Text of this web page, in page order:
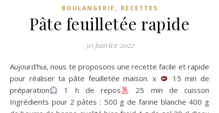
BOULANGERIE , RECETTES
Pâte feuilletée rapide
30 janvier 2022
Aujourd’hui, nous te proposons une recette facile et rapide
pour réaliser ta pâte feuilletée maison. x
15 min de
préparation
1 h de repos
25 min de cuisson
Ingrédients pour 2 pâtes : 500 g de farine blanche 400 g